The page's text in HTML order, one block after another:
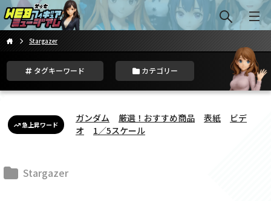
Stargazer
タグキーワード カテゴリー
急上昇ワード
ガンダム 厳選！おすすめ商品 表紙
ビデ
オ
1／5スケール
Stargazer